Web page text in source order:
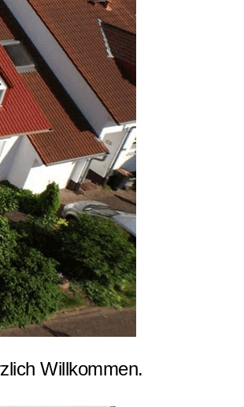
Willkommen.